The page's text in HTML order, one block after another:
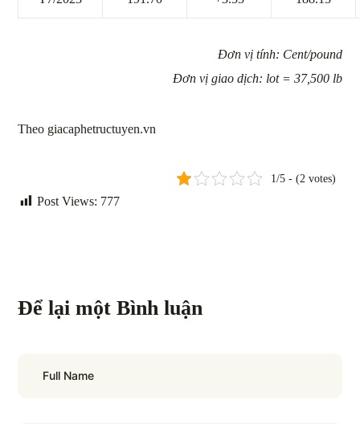
Đơn vị tính: Cent/pound
Đơn vị giao dịch: lot = 37,500 lb
Theo giacaphetructuyen.vn
1/5 - (2 votes)
Post Views: 777
Để lại một Bình luận